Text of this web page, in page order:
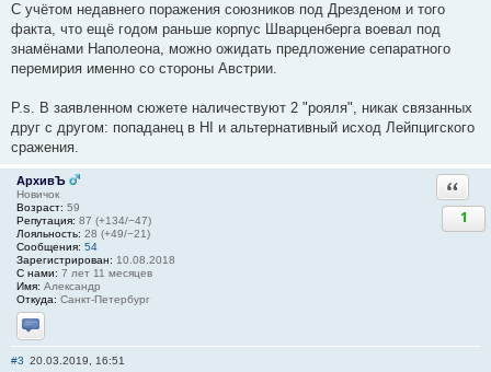
С учётом недавнего поражения союзников под Дрезденом и того
факта, что ещё годом раньше корпус Шварценберга воевал под
знамёнами Наполеона, можно ожидать предложение сепаратного
перемирия именно со стороны Австрии.
P.s. В заявленном сюжете наличествуют 2 "рояля", никак связанных
друг с другом: попаданец в НI и альтернативный исход Лейпцигского
сражения.
АрхивЪ
Новичок
Возраст: 59
Репутация: 87 (+134/−47)
Лояльность: 28 (+49/−21)
Сообщения: 54
Зарегистрирован: 10.08.2018
С нами: 7 лет 11 месяцев
Имя: Александр
Откуда: Санкт-Петербург
Отправить личное сообщение
1
#3 20.03.2019, 16:51